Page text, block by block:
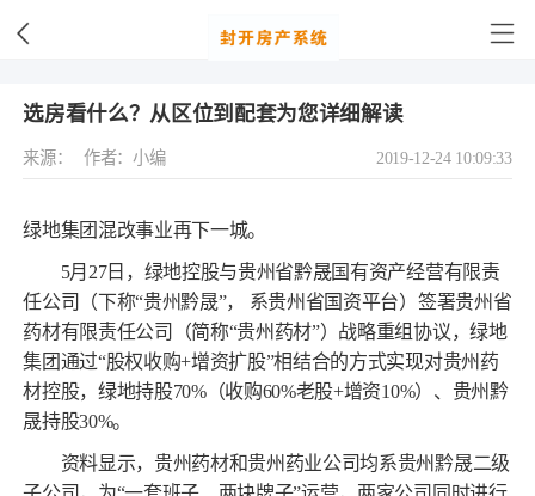
选房看什么？从区位到配套为您详细解读
来源： 作者：小编 2019-12-24 10:09:33
绿地集团混改事业再下一城。
5月27日，绿地控股与贵州省黔晟国有资产经营有限责
任公司（下称“贵州黔晟”， 系贵州省国资平台）签署贵州省
药材有限责任公司（简称“贵州药材”）战略重组协议，绿地
集团通过“股权收购+增资扩股”相结合的方式实现对贵州药
材控股，绿地持股70%（收购60%老股+增资10%）、贵州黔
晟持股30%。
资料显示，贵州药材和贵州药业公司均系贵州黔晟二级